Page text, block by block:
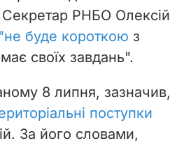
Секретар РНБО Олексій
буде короткою з
своїх завдань".
8 липня, зазначив,
поступки
За його словами,